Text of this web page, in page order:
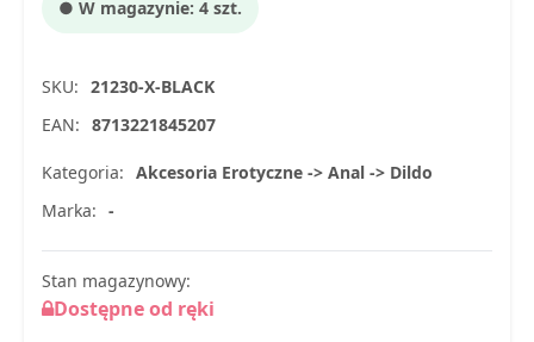
● W magazynie: 4 szt.
SKU: 21230-X-BLACK
EAN: 8713221845207
Kategoria: Akcesoria Erotyczne -> Anal -> Dildo
Marka: -
Stan magazynowy:
Dostępne od ręki